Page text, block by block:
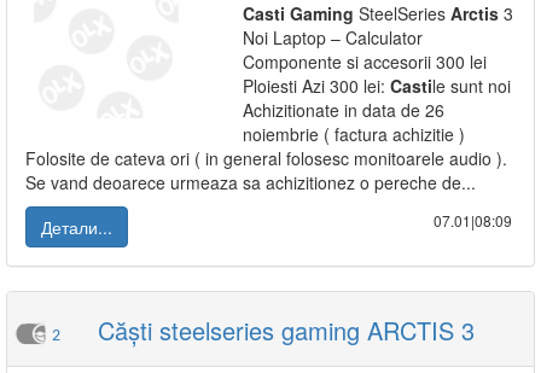
Casti Gaming SteelSeries Arctis 3
Noi Laptop – Calculator
Componente si accesorii 300 lei
Ploiesti Azi 300 lei: Castile sunt noi
Achizitionate in data de 26
noiembrie ( factura achizitie )
Folosite de cateva ori ( in general folosesc monitoarele audio ).
Se vand deoarece urmeaza sa achizitionez o pereche de...
Детали...
07.01|08:09
2 Căști steelseries gaming ARCTIS 3